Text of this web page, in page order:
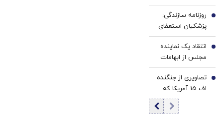
۱۷ مرداد ۱۴۰۵/
افزایش قیمت
بیت‌کوین
روزنامه سازندگی:
پزشکیان استعفای
ذوالقدر را نپذیرفت/
سرداری با سابقه
طولانی در سپاه و
قوه قضائیه چگونه
به دبیری شعام
رسید؟
5
انتقاد یک نماینده
مجلس از ابهامات
درباره بازگشت پول
نفت توسط
تراستی‌ها/ وزیر
نفت تهدید به
استیضاح شد
6
تصاویری از جنگنده
اف 15 آمریکا که
توسط سپاه منهدم
شد/ هواگردهای
7